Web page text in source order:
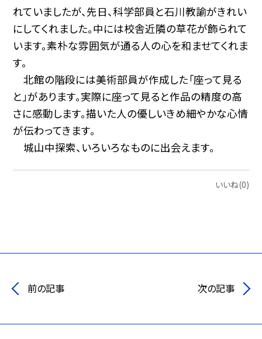
れていましたが、先日、科学部員と石川教諭がきれい
にしてくれました。中には校舎近隣の草花が飾られて
います。素朴な雰囲気が通る人の心を和ませてくれま
す。
北館の階段には美術部員が作成した「座って見る
と」があります。実際に座って見ると作品の精度の高
さに感動します。描いた人の優しいきめ細やかな心情
が伝わってきます。
城山中探索、いろいろなものに出会えます。
いいね(0)
前の記事 次の記事